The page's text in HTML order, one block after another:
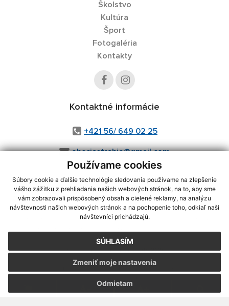
Používame cookies
Súbory cookie a ďalšie technológie sledovania používame na zlepšenie
vášho zážitku z prehliadania našich webových stránok, na to, aby sme
vám zobrazovali prispôsobený obsah a cielené reklamy, na analýzu
návštevnosti našich webových stránok a na pochopenie toho, odkiaľ naši
návštevníci prichádzajú.
SÚHLASÍM
Odmietam
Zmeniť moje nastavenia
Školstvo
Kultúra
Šport
Fotogaléria
Kontakty
Kontaktné informácie
+421 56/ 649 02 25
obecjastrabie@gmail.com
využite možnosť získavania aktuálnych informácií s využitím RSS
CMS systém (redakčný) systém ECHELON 2,Mapa stránok,web portál
webex.digital, s.r.o.,domény,registrácia domény
Posledná aktualizácia:03.08.2026
Vytlačiť stránku|Vyhlásenie o prístupnosti